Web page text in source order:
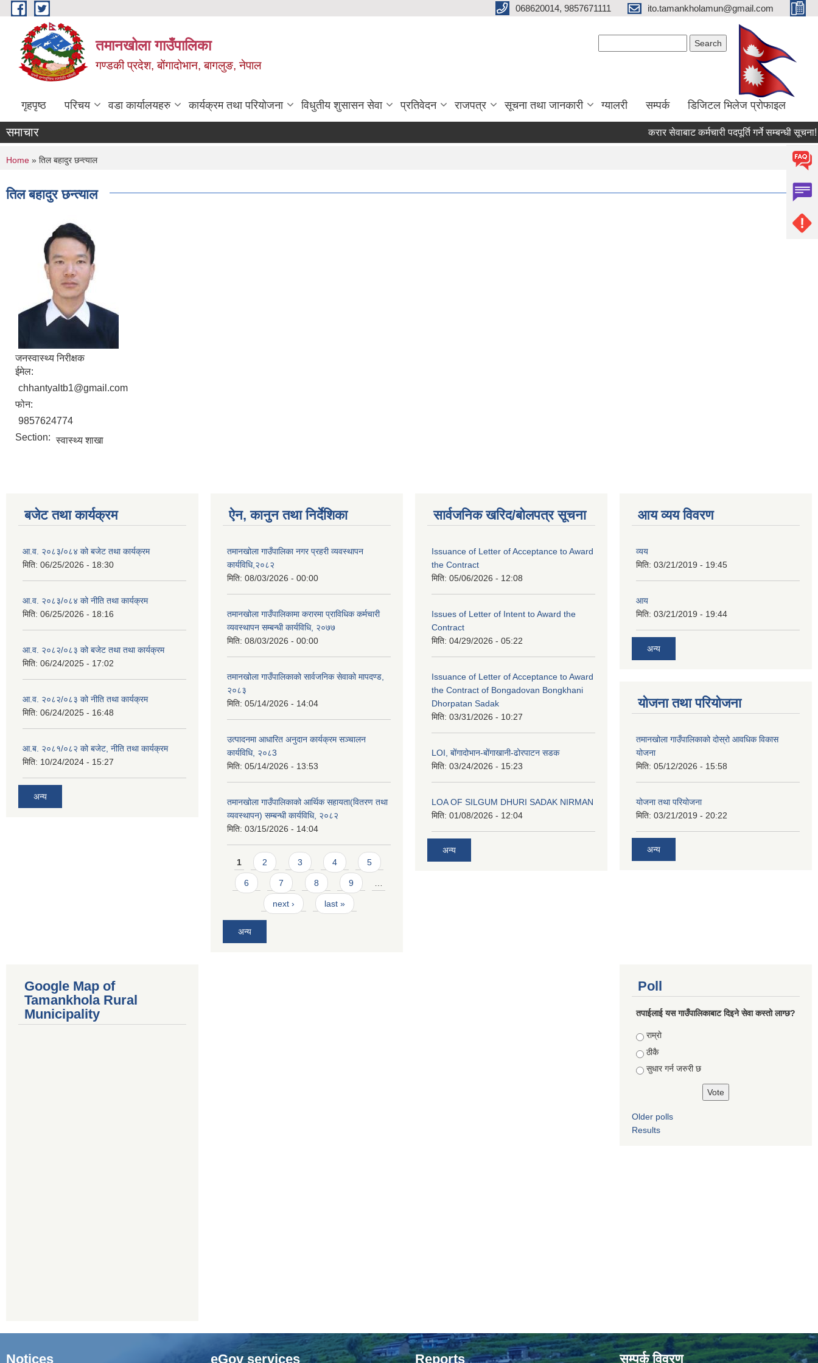
Skip to main content 068620014, 9857671111 ito.tamankholamun@gmail.com
तमानखोला गाउँपालिका
गण्डकी प्रदेश, बोंगादोभान, बागलुङ, नेपाल
गृहपृष्ठ परिचय वडा कार्यालयहरु कार्यक्रम तथा परियोजना विधुतीय शुसासन सेवा प्रतिवेदन राजपत्र सूचना तथा जानकारी ग्यालरी सम्पर्क डिजिटल भिलेज प्राेफाइल
समाचार करार सेवाबाट कर्मचारी पदपूर्ति गर्ने सम्बन्धी सूचना!
You are here
Home » तिल बहादुर छन्त्याल
तिल बहादुर छन्त्याल
जनस्वास्थ्य निरीक्षक
ईमेल:
chhantyaltb1@gmail.com
फोन:
9857624774
Section: स्वास्थ्य शाखा
बजेट तथा कार्यक्रम
आ.व. २०८३/०८४ को बजेट तथा कार्यक्रम
मिति: 06/25/2026 - 18:30
आ.व. २०८३/०८४ को नीति तथा कार्यक्रम
मिति: 06/25/2026 - 18:16
आ.व. २०८२/०८३ को बजेट तथा तथा कार्यक्रम
मिति: 06/24/2025 - 17:02
आ.व. २०८२/०८३ को नीति तथा कार्यक्रम
मिति: 06/24/2025 - 16:48
आ.ब. २०८१/०८२ को बजेट, नीति तथा कार्यक्रम
मिति: 10/24/2024 - 15:27
अन्य
ऐन, कानुन तथा निर्देशिका
तमानखोला गाउँपालिका नगर प्रहरी व्यवस्थापन
कार्यविधि,२०८२
मिति: 08/03/2026 - 00:00
तमानखोला गाउँपालिकामा करारमा प्राविधिक कर्मचारी
व्यवस्थापन सम्बन्धी कार्यविधि, २०७७
मिति: 08/03/2026 - 00:00
तमानखोला गाउँपालिकाको सार्वजनिक सेवाको मापदण्ड,
२०८३
मिति: 05/14/2026 - 14:04
उत्पादनमा आधारित अनुदान कार्यक्रम सञ्चालन
कार्यविधि, २०८3
मिति: 05/14/2026 - 13:53
तमानखोला गाउँपालिकाको आर्थिक सहायता(वितरण तथा
व्यवस्थापन) सम्बन्धी कार्यविधि, २०८२
मिति: 03/15/2026 - 14:04
Pages
1 2 3 4 5
6 7 8 9
next › last »
अन्य
सार्वजनिक खरिद/बोलपत्र सूचना
Issuance of Letter of Acceptance to Award
the Contract
मिति: 05/06/2026 - 12:08
Issues of Letter of Intent to Award the
Contract
मिति: 04/29/2026 - 05:22
Issuance of Letter of Acceptance to Award
the Contract of Bongadovan Bongkhani
Dhorpatan Sadak
मिति: 03/31/2026 - 10:27
LOI, बोंगादोभान-बोंगाखानी-ढोरपाटन सडक
मिति: 03/24/2026 - 15:23
LOA OF SILGUM DHURI SADAK NIRMAN
मिति: 01/08/2026 - 12:04
अन्य
आय व्यय विवरण
व्यय
मिति: 03/21/2019 - 19:45
आय
मिति: 03/21/2019 - 19:44
अन्य
योजना तथा परियोजना
तमानखोला गाउँपालिकाको दोस्रो आवधिक विकास
योजना
मिति: 05/12/2026 - 15:58
योजना तथा परियोजना
मिति: 03/21/2019 - 20:22
अन्य
Google Map of
Tamankhola Rural
Municipality
Poll
तपाईलाई यस गाउँपालिकाबाट दिइने सेवा कस्तो लाग्छ?
Choices
राम्राे
ठीकै
सुधार गर्न जरुरी छ
Older polls
Results
Notices eGov services Reports सम्पर्क विवरण